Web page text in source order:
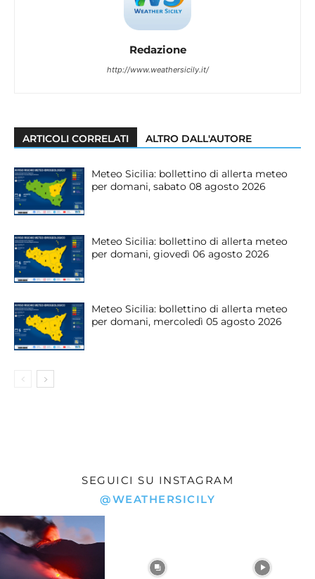
Redazione
http://www.weathersicily.it/
ARTICOLI CORRELATI ALTRO DALL'AUTORE
Meteo Sicilia: bollettino di allerta meteo
per domani, sabato 08 agosto 2026
Meteo Sicilia: bollettino di allerta meteo
per domani, giovedì 06 agosto 2026
Meteo Sicilia: bollettino di allerta meteo
per domani, mercoledì 05 agosto 2026
SEGUICI SU INSTAGRAM
@WEATHERSICILY